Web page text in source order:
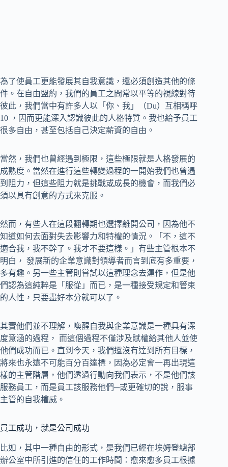
為了使員工更能發展其自我意識，還必須創造其他的條
件。在自由盟約，我們的員工之間常以平等的視線對待
彼此，我們當中有許多人以「你、我」（Du）互相稱呼
10 ，因而更能深入認識彼此的人格特質。我也給予員工
很多自由，甚至包括自己決定薪資的自由。
當然，我們也曾經遇到極限，這些極限就是人格發展的
成熟度。當然在進行這些轉變過程的一開始我們也曾遇
到阻力，但這些阻力就是挑戰或成長的機會，而我們必
須以具有創意的方式來克服。
然而，有些人在這段翻轉期也選擇離開公司，因為他不
知道如何去面對失去影響力和特權的情況。「不，這不
適合我，我不幹了。我才不要這樣。」有些主管根本不
明白， 發展新的企業意識對領導者而言到底有多重要，
多有趣。另一些主管則嘗試以這種理念去運作，但是他
們認為這純粹是「服從」而已，是一種接受規定和管束
的人性，只要盡好本分就可以了。
其實他們並不理解，喚醒自我與企業意識是一種具有深
度意涵的過程， 而這個過程不僅涉及賦權給其他人並使
他們成功而已。直到今天，我們還沒有達到所有目標，
將來也永遠不可能百分百達標，因為必定會一再出現這
樣的主管階層，他們透過行動向我們表示，不是他們該
服務員工，而是員工該服務他們─或更確切的說，服事
主管的自我權威。
員工成功，就是公司成功
比如，其中一種自由的形式，是我們已經在埃姆登總部
辦公室中所引進的信任的工作時間：愈來愈多員工根據